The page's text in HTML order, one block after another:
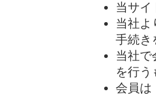
当サイ
当社よ
手続き
当社で​
を行う
会員は